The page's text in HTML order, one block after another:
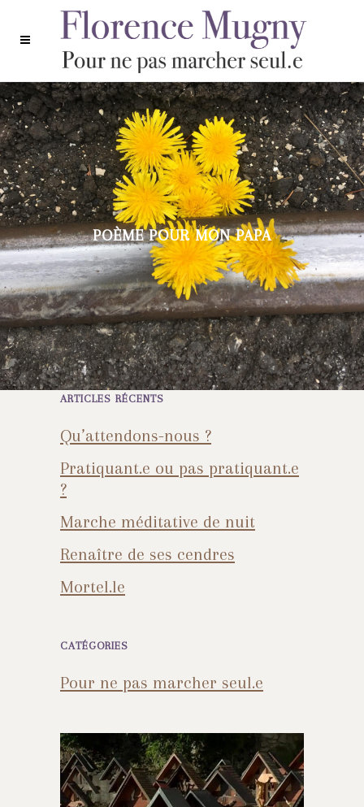
POÈME POUR MON PAPA
ARTICLES RÉCENTS
Qu’attendons-nous ?
Pratiquant.e ou pas pratiquant.e
?
Marche méditative de nuit
Renaître de ses cendres
Mortel.le
CATÉGORIES
Pour ne pas marcher seul.e